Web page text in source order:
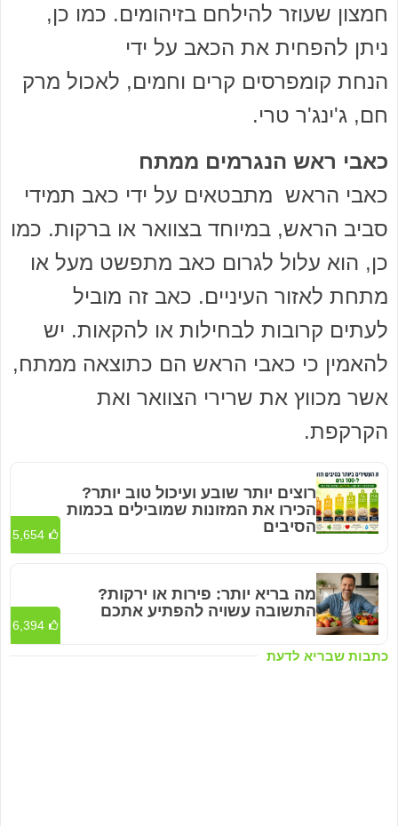
חמצון שעוזר להילחם בזיהומים. כמו כן,
ניתן להפחית את הכאב על ידי
הנחת קומפרסים קרים וחמים, לאכול מרק
חם, ג'ינג'ר טרי.
כאבי ראש הנגרמים ממתח
כאבי הראש מתבטאים על ידי כאב תמידי
סביב הראש, במיוחד בצוואר או ברקות. כמו
כן, הוא עלול לגרום כאב מתפשט מעל או
מתחת לאזור העיניים. כאב זה מוביל
לעתים קרובות לבחילות או להקאות. יש
להאמין כי כאבי הראש הם כתוצאה ממתח,
אשר מכווץ את שרירי הצוואר ואת
הקרקפת.
כתבות שבריא לדעת
רוצים יותר שובע ועיכול טוב יותר?
הכירו את המזונות שמובילים בכמות
הסיבים
5,654
מה בריא יותר: פירות או ירקות?
התשובה עשויה להפתיע אתכם
6,394